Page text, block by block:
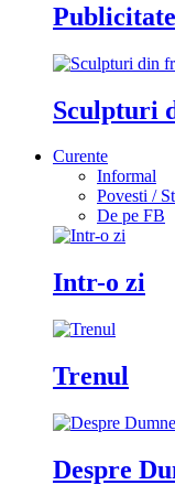
Sculpturi
Curente
Informal
Povesti /
De pe FB
Intr-o zi
Trenul
Despre